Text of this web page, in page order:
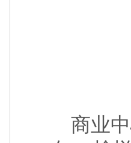
商业